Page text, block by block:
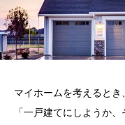
マイホームを考えるとき、
「一戸建てにしようか